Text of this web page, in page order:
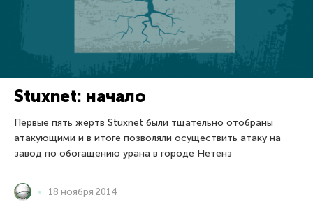
Stuxnet: начало
Первые пять жертв Stuxnet были тщательно отобраны
атакующими и в итоге позволяли осуществить атаку на
завод по обогащению урана в городе Нетенз
18 ноября 2014